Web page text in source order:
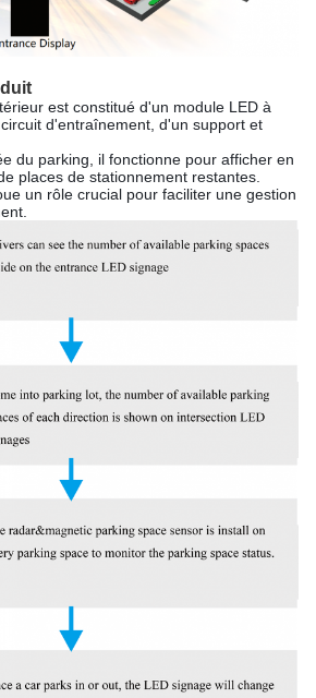
est constitué d'un module LED à
d'entraînement, d'un support et
du parking, il fonctionne pour afficher en
places de stationnement restantes.
un rôle crucial pour faciliter une gestion